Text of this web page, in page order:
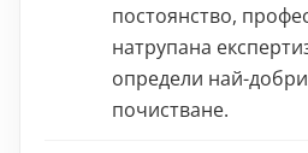
постоянство,
натрупана
определи най-
почистване.